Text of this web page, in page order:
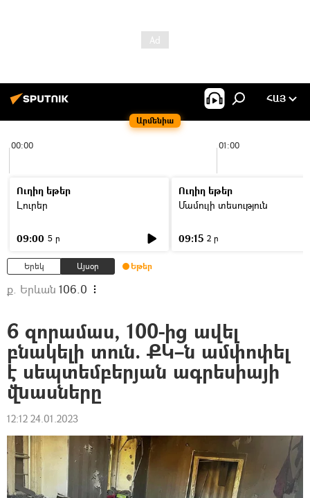
Արմենիա
ՀԱՅ
00:00 01:00
Ուղիղ եթեր
Լուրեր
09:00 5 ր
Ուղիղ եթեր
Մամուլի տեսություն
09:15 2 ր
Երեկ Այսօր Եթեր
ք. Երևան 106.0
6 զորամաս, 100-ից ավել
բնակելի տուն. ՔԿ–ն ամփոփել
է սեպտեմբերյան ագրեսիայի
վնասները
12:12 24.01.2023